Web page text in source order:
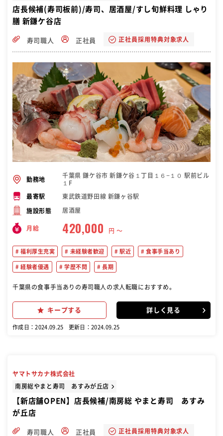
店長候補(寿司板前)/寿司、居酒屋/すし旬鮮料理 しゃり
膳 新鎌ケ谷店
寿司職人 正社員 正社員採用特典対象求人
勤務地
千葉県 鎌ケ谷市 新鎌ケ谷１丁目１６−１０ 駅前ビル
１F
最寄駅 東武鉄道野田線 新鎌ヶ谷駅
施設形態 居酒屋
月給 420,000 円 〜
福利厚生充実 未経験者歓迎 駅近 食事手当あり
経験者優遇 学歴不問 長期
千葉県の食事手当ありの寿司職人の求人転職におすすめ。
キープする 詳しく見る
作成日：2024.09.25 更新日：2024.09.25
ヤマトサカナ株式会社
南房総やまと寿司 あすみが丘店
【新店舗OPEN】店長候補/南房総 やまと寿司 あすみ
が丘店
寿司職人 正社員 正社員採用特典対象求人